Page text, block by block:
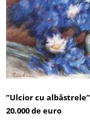
”Ulcior cu
20.000 de euro